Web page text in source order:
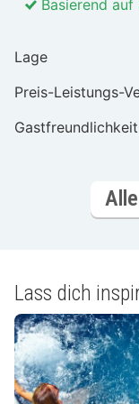
Basierend auf
Lage
Preis-Leistungs-
Gastfreundlichkeit
Lass dich